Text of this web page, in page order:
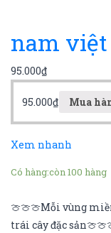
nam
95.000₫
95.000₫ Mua
Xem nhanh
Có hàng:còn 100 hàng
🍈🍈🍈Mỗi vùng
trái cây đặc